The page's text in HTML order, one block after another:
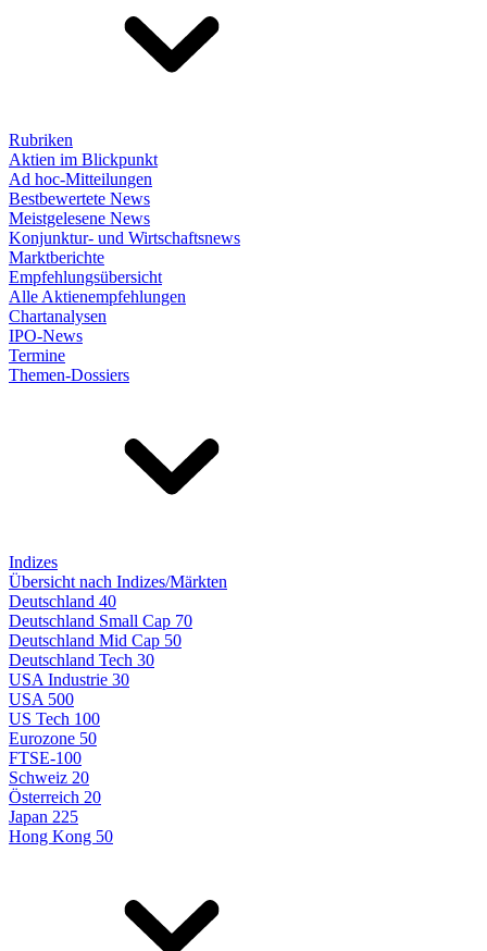
Rubriken
Aktien im Blickpunkt
Ad hoc-Mitteilungen
Bestbewertete News
Meistgelesene News
Konjunktur- und Wirtschaftsnews
Marktberichte
Empfehlungsübersicht
Alle Aktienempfehlungen
Chartanalysen
IPO-News
Termine
Themen-Dossiers
Indizes
Übersicht nach Indizes/Märkten
Deutschland 40
Deutschland Small Cap 70
Deutschland Mid Cap 50
Deutschland Tech 30
USA Industrie 30
USA 500
US Tech 100
Eurozone 50
FTSE-100
Schweiz 20
Österreich 20
Japan 225
Hong Kong 50